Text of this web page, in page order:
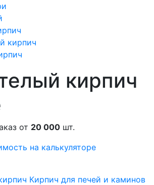
кирпич
кирпич
от 20 000 шт.
на калькуляторе
Кирпич для печей и каминов